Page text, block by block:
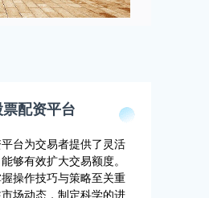
配资平台
台为交易者提供了灵活
够有效扩大交易额度。
操作技巧与策略至关重
场动态，制定科学的进